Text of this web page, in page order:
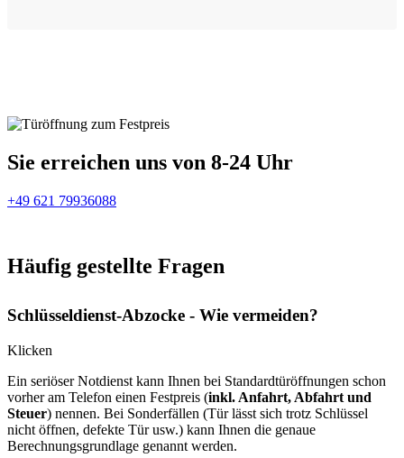
Sie erreichen uns von 8-24 Uhr
+49 621 79936088
Häufig gestellte Fragen
Schlüsseldienst-Abzocke - Wie vermeiden?
Klicken
Ein seriöser Notdienst kann Ihnen bei Standardtüröffnungen schon
vorher am Telefon einen Festpreis (inkl. Anfahrt, Abfahrt und
Steuer) nennen. Bei Sonderfällen (Tür lässt sich trotz Schlüssel
nicht öffnen, defekte Tür usw.) kann Ihnen die genaue
Berechnungsgrundlage genannt werden.